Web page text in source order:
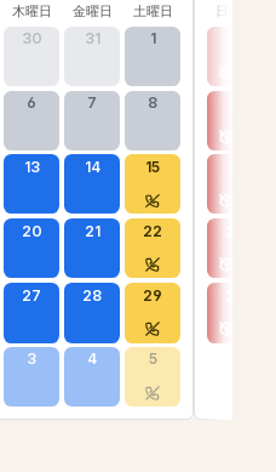
木曜日 金曜日 土曜日
30 31 1
6 7 8
13 14 15
20 21 22
27 28 29
3 4 5
日曜日